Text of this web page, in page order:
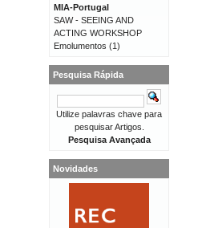
MIA-Portugal
SAW - SEEING AND
ACTING WORKSHOP
Emolumentos (1)
Pesquisa Rápida
Utilize palavras chave para
pesquisar Artigos.
Pesquisa Avançada
Novidades